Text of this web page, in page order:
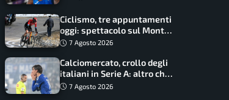
record
Ciclismo, tre appuntamenti
oggi: spettacolo sul Mont
Ventoux, orari e come
7 Agosto 2026
Calciomercato, crollo degli
italiani in Serie A: altro che
svolta dopo il Mondiale
7 Agosto 2026